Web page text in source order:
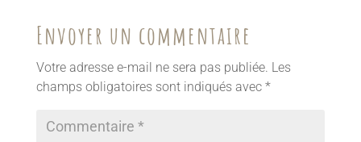
Envoyer un commentaire
Votre adresse e-mail ne sera pas publiée. Les
champs obligatoires sont indiqués avec *